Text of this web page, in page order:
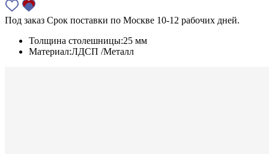
Под заказ Срок поставки по Москве 10-12 рабочих дней.
Толщина столешницы:25 мм
Материал:ЛДСП /Металл